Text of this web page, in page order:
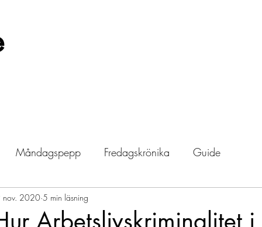
Måndagspepp Fredagskrönika Guide
nov. 2020 5 min läsning